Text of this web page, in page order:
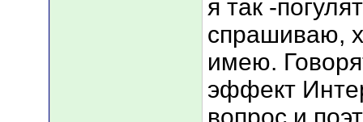
я так -
спрашиваю,
имею.
эффект